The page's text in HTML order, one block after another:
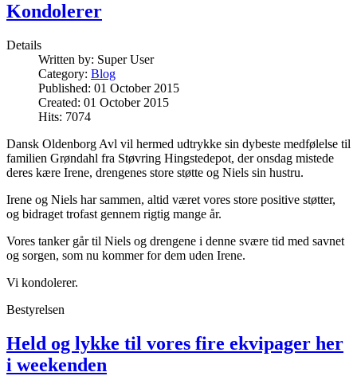
Kondolerer
Details
Written by: Super User
Category: Blog
Published: 01 October 2015
Created: 01 October 2015
Hits: 7074
Dansk Oldenborg Avl vil hermed udtrykke sin dybeste medfølelse til
familien Grøndahl fra Støvring Hingstedepot, der onsdag mistede
deres kære Irene, drengenes store støtte og Niels sin hustru.
Irene og Niels har sammen, altid været vores store positive støtter,
og bidraget trofast gennem rigtig mange år.
Vores tanker går til Niels og drengene i denne svære tid med savnet
og sorgen, som nu kommer for dem uden Irene.
Vi kondolerer.
Bestyrelsen
Held og lykke til vores fire ekvipager her
i weekenden